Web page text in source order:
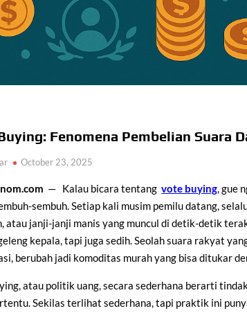
Fenomena Pembelian Suara
October 23, 2025
— Kalau bicara tentang vote buying, gue
sembuh. Setiap kali musim pemilu datang,
atau janji-janji manis yang muncul di detik-detik
kepala, tapi juga sedih. Seolah suara rakyat
berubah jadi komoditas murah yang bisa ditukar
atau politik uang, secara sederhana berarti
Sekilas terlihat sederhana, tapi praktik ini